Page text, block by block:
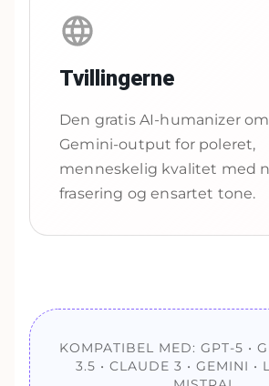
Tvillingerne
Den gratis AI-humanizer
Gemini-output for poleret,
menneskelig kvalitet med
frasering og ensartet tone.
KOMPATIBEL MED: GPT-5 •
3.5 • CLAUDE 3 • GEMINI •